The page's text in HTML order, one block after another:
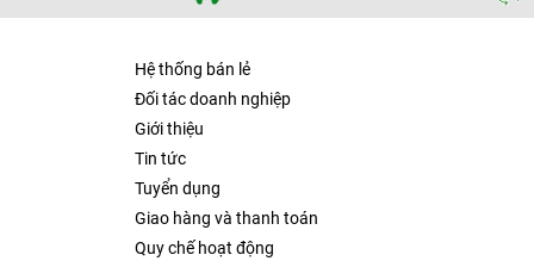
Hệ thống bán lẻ
Đối tác doanh nghiệp
Giới thiệu
Tin tức
Tuyển dụng
Giao hàng và thanh toán
Quy chế hoạt động